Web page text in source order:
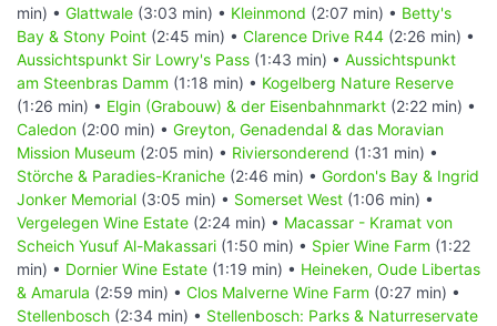
min) • Glattwale (3:03 min) • Kleinmond (2:07 min) • Betty's
Bay & Stony Point (2:45 min) • Clarence Drive R44 (2:26 min) •
Aussichtspunkt Sir Lowry's Pass (1:43 min) • Aussichtspunkt
am Steenbras Damm (1:18 min) • Kogelberg Nature Reserve
(1:26 min) • Elgin (Grabouw) & der Eisenbahnmarkt (2:22 min) •
Caledon (2:00 min) • Greyton, Genadendal & das Moravian
Mission Museum (2:05 min) • Riviersonderend (1:31 min) •
Störche & Paradies-Kraniche (2:46 min) • Gordon's Bay & Ingrid
Jonker Memorial (3:05 min) • Somerset West (1:06 min) •
Vergelegen Wine Estate (2:24 min) • Macassar - Kramat von
Scheich Yusuf Al-Makassari (1:50 min) • Spier Wine Farm (1:22
min) • Dornier Wine Estate (1:19 min) • Heineken, Oude Libertas
& Amarula (2:59 min) • Clos Malverne Wine Farm (0:27 min) •
Stellenbosch (2:34 min) • Stellenbosch: Parks & Naturreservate